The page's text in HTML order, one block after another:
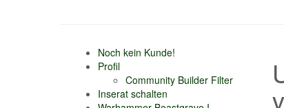
Noch kein Kunde!
Profil
Community Builder Filter
Inserat schalten